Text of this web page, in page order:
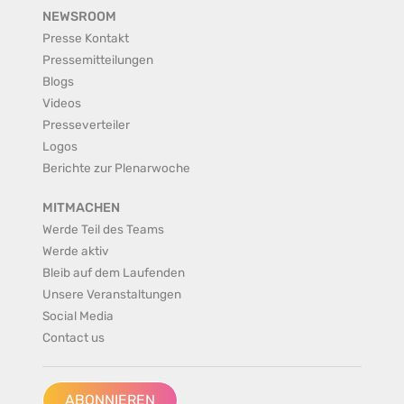
NEWSROOM
Presse Kontakt
Pressemitteilungen
Blogs
Videos
Presseverteiler
Logos
Berichte zur Plenarwoche
MITMACHEN
Werde Teil des Teams
Werde aktiv
Bleib auf dem Laufenden
Unsere Veranstaltungen
Social Media
Contact us
ABONNIEREN